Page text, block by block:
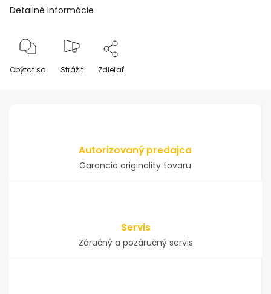
Detailné informácie
Opýtať sa Strážiť Zdieľať
Autorizovaný predajca
Garancia originality tovaru
Servis
Záručný a pozáručný servis